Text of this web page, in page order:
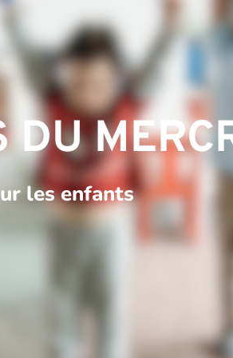
DU
les enfants